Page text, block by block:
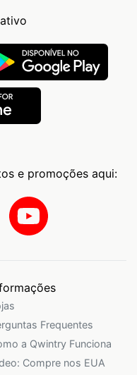
e promoções aqui:
Frequentes
a Qwintry Funciona
Compre nos EUA